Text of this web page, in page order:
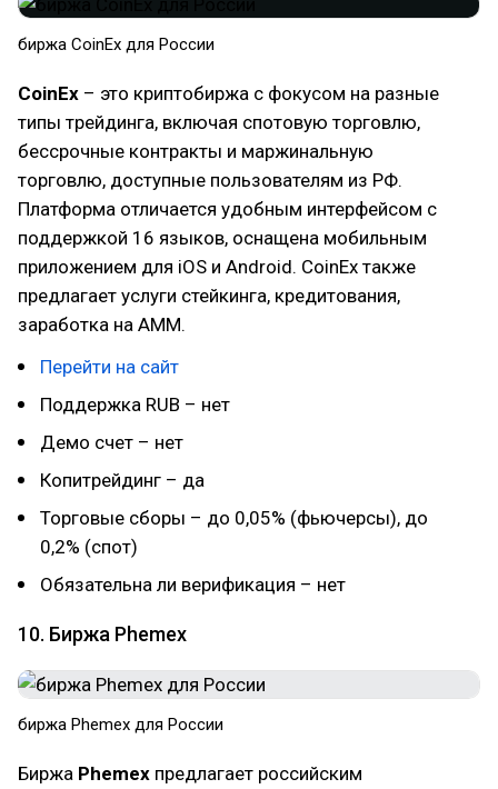
биржа CoinEx для России
CoinEx – это криптобиржа с фокусом на разные
типы трейдинга, включая спотовую торговлю,
бессрочные контракты и маржинальную
торговлю, доступные пользователям из РФ.
Платформа отличается удобным интерфейсом с
поддержкой 16 языков, оснащена мобильным
приложением для iOS и Android. CoinEx также
предлагает услуги стейкинга, кредитования,
заработка на AMM.
Перейти на сайт
Поддержка RUB – нет
Демо счет – нет
Копитрейдинг – да
Торговые сборы – до 0,05% (фьючерсы), до
0,2% (спот)
Обязательна ли верификация – нет
10. Биржа Phemex
биржа Phemex для России
Биржа Phemex предлагает российским